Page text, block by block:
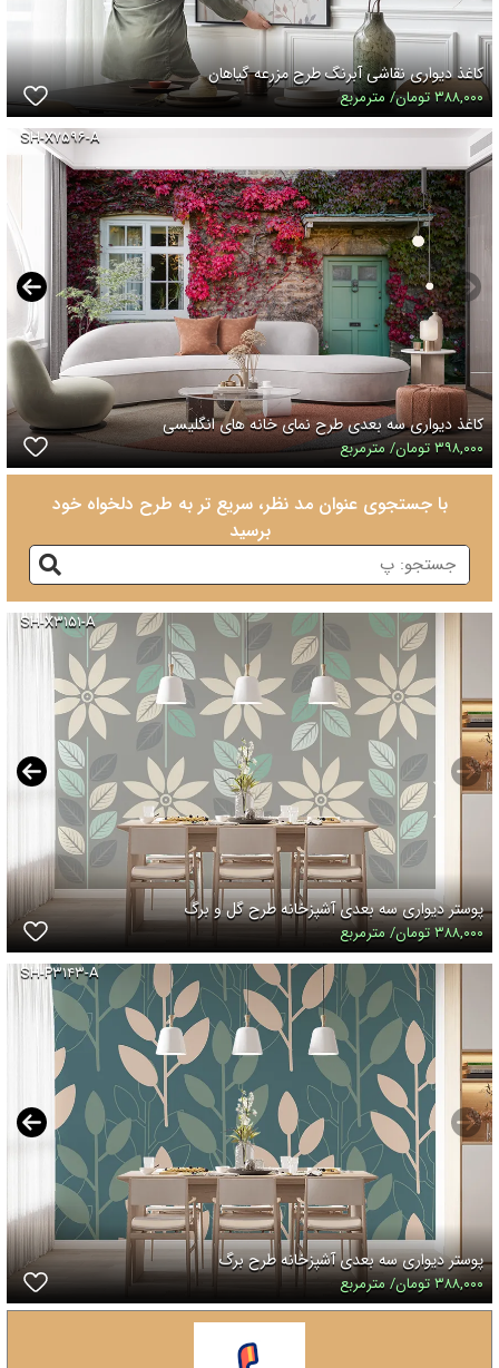
کاغذ دیواری نقاشی آبرنگ طرح مزرعه گیاهان
۳۸۸,۰۰۰ تومان/ مترمربع
SH-X۷۵۹۶-A
کاغذ دیواری سه بعدی طرح نمای خانه های انگلیسی
۳۹۸,۰۰۰ تومان/ مترمربع
با جستجوی عنوان مد نظر، سریع تر به طرح دلخواه خود
برسید
SH-X۳۱۵۱-A
پوستر دیواری سه بعدی آشپزخانه طرح گل و برگ
۳۸۸,۰۰۰ تومان/ مترمربع
SH-P۳۱۴۳-A
پوستر دیواری سه بعدی آشپزخانه طرح برگ
۳۸۸,۰۰۰ تومان/ مترمربع